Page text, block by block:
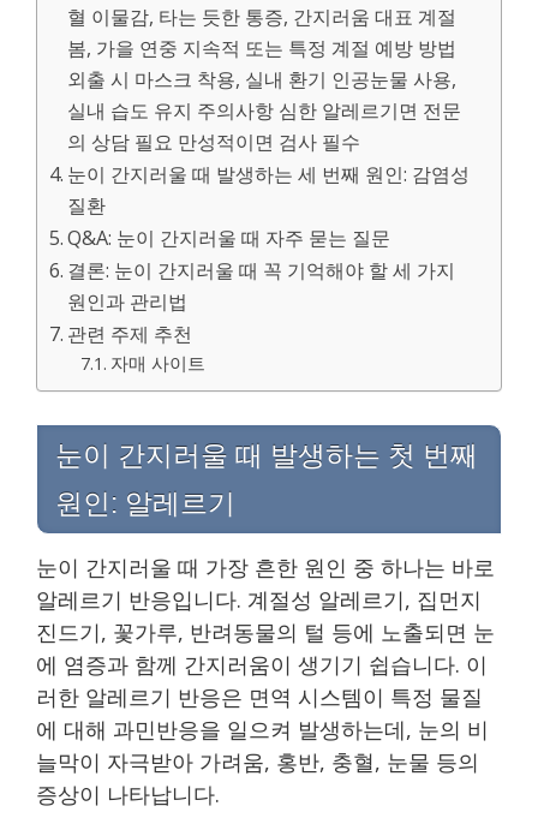
혈 이물감, 타는 듯한 통증, 간지러움 대표 계절
봄, 가을 연중 지속적 또는 특정 계절 예방 방법
외출 시 마스크 착용, 실내 환기 인공눈물 사용,
실내 습도 유지 주의사항 심한 알레르기면 전문
의 상담 필요 만성적이면 검사 필수
눈이 간지러울 때 발생하는 세 번째 원인: 감염성
질환
Q&A: 눈이 간지러울 때 자주 묻는 질문
결론: 눈이 간지러울 때 꼭 기억해야 할 세 가지
원인과 관리법
관련 주제 추천
자매 사이트
눈이 간지러울 때 발생하는 첫 번째
원인: 알레르기
눈이 간지러울 때 가장 흔한 원인 중 하나는 바로
알레르기 반응입니다. 계절성 알레르기, 집먼지
진드기, 꽃가루, 반려동물의 털 등에 노출되면 눈
에 염증과 함께 간지러움이 생기기 쉽습니다. 이
러한 알레르기 반응은 면역 시스템이 특정 물질
에 대해 과민반응을 일으켜 발생하는데, 눈의 비
늘막이 자극받아 가려움, 홍반, 충혈, 눈물 등의
증상이 나타납니다.